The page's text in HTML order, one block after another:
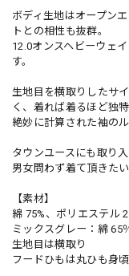
ボディ生地はオープン
トとの相性も抜群。
12.0オンスヘビーウェ
す。
生地目を横取りしたサ
く、着れば着るほど独
絶妙に計算された袖の
タウンユースにも取り
男女問わず着て頂きた
【素材】
綿 75%、ポリエステル
ミックスグレー：綿 65
生地目は横取り
フードひもは丸ひも身